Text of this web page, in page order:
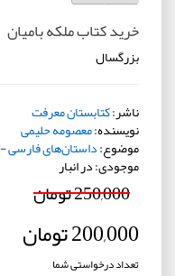
خرید کتاب ملکه بامیان
بزرگسال
ناشر:کتابستان معرفت
نویسنده:معصومه حلیمی
موضوع:داستان‌های فارسی-
موجودی: در انبار
250,000 تومان
200,000 تومان
تعداد درخواستی شما